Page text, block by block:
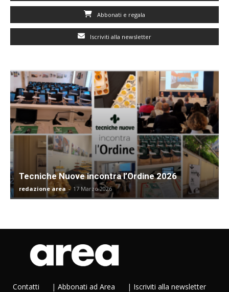
Abbonati e regala
Iscriviti alla newsletter
Tecniche Nuove incontra l’Ordine 2026
redazione area - 17 Marzo 2026
Contatti | Abbonati ad Area | Iscriviti alla newsletter